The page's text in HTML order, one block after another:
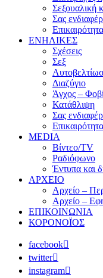
Σεξουαλική
Σας
Επικαιρότητα
ΕΝΗΛΙΚΕΣ
Σχέσεις
Σεξ
Διαζύγιο
Άγχος –
Κατάθλιψη
Σας
Επικαιρότητα
MEDIA
Βίντεο/TV
Ραδιόφωνο
Έντυπα και
ΑΡΧΕΙΟ
Αρχείο –
Αρχείο –
ΕΠΙΚΟΙΝΩΝΙΑ
ΚΟΡΟΝΟΪΟΣ
facebook
twitter
instagram